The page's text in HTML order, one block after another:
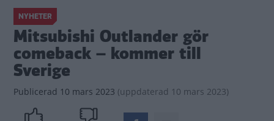
NYHETER
Mitsubishi Outlander gör
comeback – kommer till
Sverige
Publicerad 10 mars 2023 (uppdaterad 10 mars 2023)